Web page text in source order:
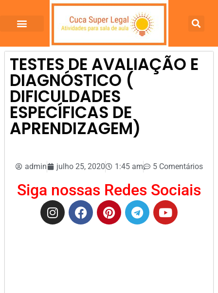
TESTES DE AVALIAÇÃO E
DIAGNÓSTICO (
DIFICULDADES
ESPECÍFICAS DE
APRENDIZAGEM)
admin julho 25, 2020 1:45 am 5 Comentários
Siga nossas Redes Sociais